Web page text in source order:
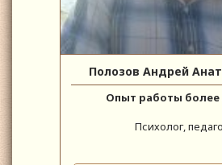
Полозов Андрей
Опыт работы более
Психолог,